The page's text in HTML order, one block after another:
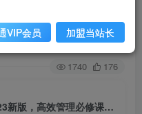
关注 私信
1740 176
张琦·新商业魅力领导成长大课2023新版，高效管理必修课（30节）
VIP会员 加盟当站长